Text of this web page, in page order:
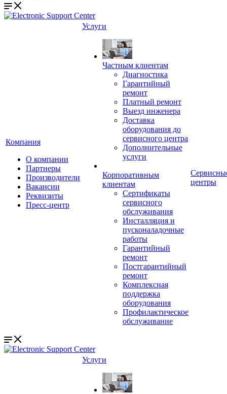
Компания
О компании
Партнеры
Производители
Вакансии
Реквизиты
Пресс-центр
Услуги
Частным клиентам
Диагностика
Гарантийный
ремонт
Платный ремонт
Выезд инженера
Доставка
оборудования до
сервисного центра
Дополнительные
услуги
Корпоративным
клиентам
Сертификаты
сервисного
обслуживания
Инсталляция и
пусконаладочные
работы
Гарантийный
ремонт
Постгарантийный
ремонт
Комплексная
поддержка
оборудования
Профилактическое
обслуживание
центры
Услуги